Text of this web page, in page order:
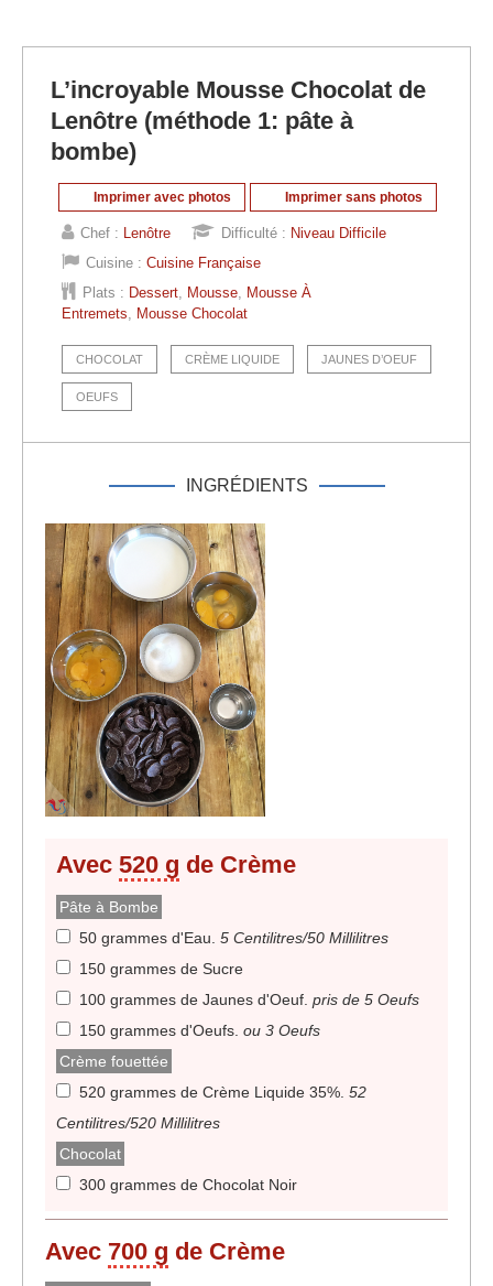
L’incroyable Mousse Chocolat de
Lenôtre (méthode 1: pâte à
bombe)
Imprimer avec photos Imprimer sans photos
Chef : Lenôtre Difficulté : Niveau Difficile
Cuisine : Cuisine Française
Plats : Dessert Mousse Mousse À
Entremets
Mousse Chocolat
CHOCOLAT CRÈME LIQUIDE JAUNES D’OEUF
OEUFS
INGRÉDIENTS
Avec 520 g de Crème
Pâte à Bombe
50 grammes d'Eau. 5 Centilitres/50 Millilitres
150 grammes de Sucre
100 grammes de Jaunes d'Oeuf. pris de 5 Oeufs
150 grammes d'Oeufs. ou 3 Oeufs
Crème fouettée
520 grammes de Crème Liquide 35%. 52
Centilitres/520 Millilitres
Chocolat
300 grammes de Chocolat Noir
Avec 700 g de Crème